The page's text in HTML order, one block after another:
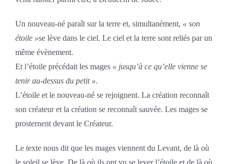
Un nouveau-né paraît sur la terre et, simultanément, « son
étoile »se lève dans le ciel. Le ciel et la terre sont reliés par un
même évènement.
Et l’étoile précédait les mages « jusqu’à ce qu’elle vienne se
tenir au-dessus du petit ».
L’étoile et le nouveau-né se rejoignent. La création reconnaît
son créateur et la création se reconnaît sauvée. Les mages se
prosternent devant le Créateur.
Le texte nous dit que les mages viennent du Levant, de là où
le soleil se lève. De là où ils ont vu se lever l’étoile et de là où